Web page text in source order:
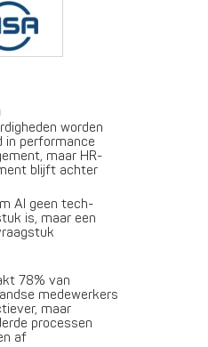
worden
in performance
maar HR-
blijft achter
AI geen tech-
is, maar een
78% van
medewerkers
maar
processen
af